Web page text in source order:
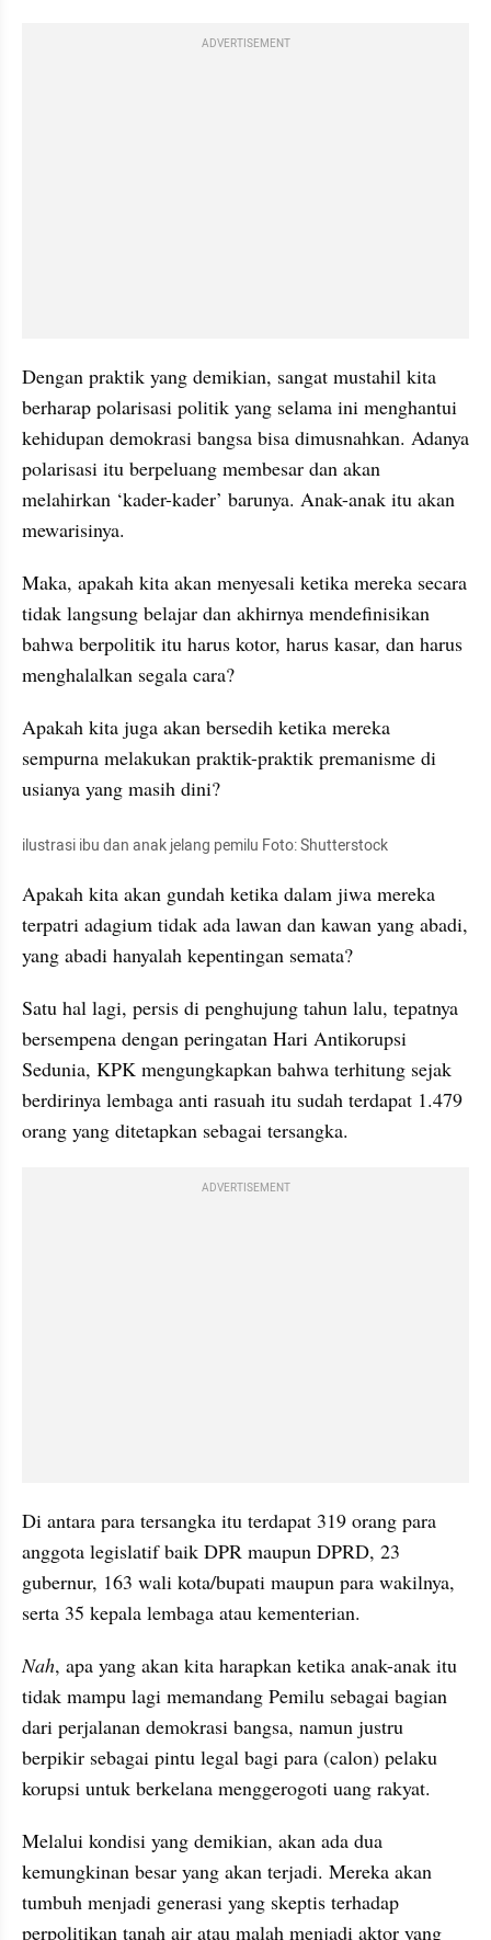
ADVERTISEMENT
Dengan praktik yang demikian, sangat mustahil kita
berharap polarisasi politik yang selama ini menghantui
kehidupan demokrasi bangsa bisa dimusnahkan. Adanya
polarisasi itu berpeluang membesar dan akan
melahirkan ‘kader-kader’ barunya. Anak-anak itu akan
mewarisinya.
Maka, apakah kita akan menyesali ketika mereka secara
tidak langsung belajar dan akhirnya mendefinisikan
bahwa berpolitik itu harus kotor, harus kasar, dan harus
menghalalkan segala cara?
Apakah kita juga akan bersedih ketika mereka
sempurna melakukan praktik-praktik premanisme di
usianya yang masih dini?
ilustrasi ibu dan anak jelang pemilu Foto: Shutterstock
Apakah kita akan gundah ketika dalam jiwa mereka
terpatri adagium tidak ada lawan dan kawan yang abadi,
yang abadi hanyalah kepentingan semata?
Satu hal lagi, persis di penghujung tahun lalu, tepatnya
bersempena dengan peringatan Hari Antikorupsi
Sedunia, KPK mengungkapkan bahwa terhitung sejak
berdirinya lembaga anti rasuah itu sudah terdapat 1.479
orang yang ditetapkan sebagai tersangka.
ADVERTISEMENT
Di antara para tersangka itu terdapat 319 orang para
anggota legislatif baik DPR maupun DPRD, 23
gubernur, 163 wali kota/bupati maupun para wakilnya,
serta 35 kepala lembaga atau kementerian.
Nah, apa yang akan kita harapkan ketika anak-anak itu
tidak mampu lagi memandang Pemilu sebagai bagian
dari perjalanan demokrasi bangsa, namun justru
berpikir sebagai pintu legal bagi para (calon) pelaku
korupsi untuk berkelana menggerogoti uang rakyat.
Melalui kondisi yang demikian, akan ada dua
kemungkinan besar yang akan terjadi. Mereka akan
tumbuh menjadi generasi yang skeptis terhadap
perpolitikan tanah air atau malah menjadi aktor yang